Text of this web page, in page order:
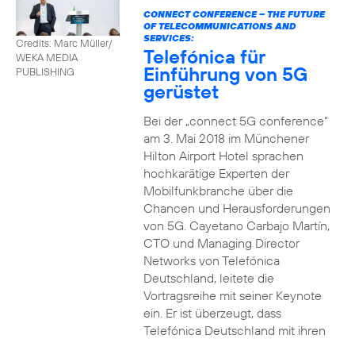
Credits: Marc Müller/
WEKA MEDIA
PUBLISHING
CONNECT CONFERENCE – THE FUTURE
OF TELECOMMUNICATIONS AND
SERVICES:
Telefónica für
Einführung von 5G
gerüstet
Bei der „connect 5G conference“
am 3. Mai 2018 im Münchener
Hilton Airport Hotel sprachen
hochkarätige Experten der
Mobilfunkbranche über die
Chancen und Herausforderungen
von 5G. Cayetano Carbajo Martín,
CTO und Managing Director
Networks von Telefónica
Deutschland, leitete die
Vortragsreihe mit seiner Keynote
ein. Er ist überzeugt, dass
Telefónica Deutschland mit ihren